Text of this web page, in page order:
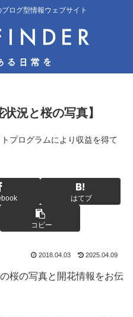
ログ型情報ウェブサイト
況と桜の写真】
プログラムにより収益を得て
はてブ
コピー
2018.04.03 2025.04.09
桜の写真と開花情報をお伝